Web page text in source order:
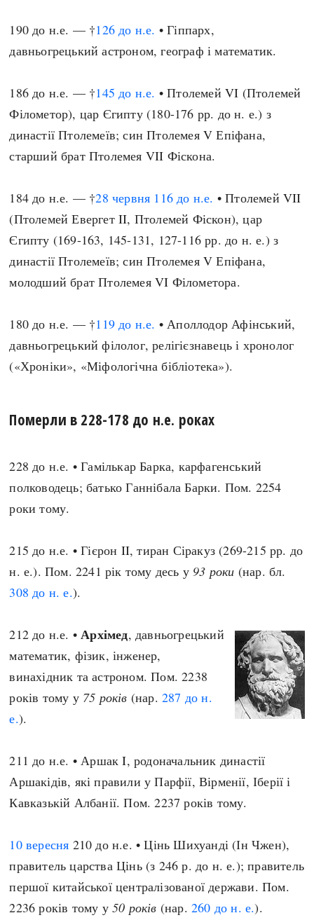
190 до н.е. — †126 до н.е. • Гіппарх,
давньогрецький астроном, географ і математик.
186 до н.е. — †145 до н.е. • Птолемей VI (Птолемей
Філометор), цар Єгипту (180-176 рр. до н. е.) з
династії Птолемеїв; син Птолемея V Епіфана,
старший брат Птолемея VII Фіскона.
184 до н.е. — †28 червня 116 до н.е. • Птолемей VII
(Птолемей Евергет II, Птолемей Фіскон), цар
Єгипту (169-163, 145-131, 127-116 рр. до н. е.) з
династії Птолемеїв; син Птолемея V Епіфана,
молодший брат Птолемея VI Філометора.
180 до н.е. — †119 до н.е. • Аполлодор Афінський,
давньогрецький філолог, релігієзнавець і хронолог
(«Хроніки», «Міфологічна бібліотека»).
Померли в 228-178 до н.е. роках
228 до н.е. • Гамількар Барка, карфагенський
полководець; батько Ганнібала Барки. Пом. 2254
роки тому.
215 до н.е. • Гієрон II, тиран Сіракуз (269-215 рр. до
н. е.). Пом. 2241 рік тому десь у93 роки (нар. бл.
308 до н. е.).
212 до н.е. •Архімед, давньогрецький
математик, фізик, інженер,
винахідник та астроном. Пом. 2238
років тому у 75 років (нар.287 до н.
е.).
211 до н.е. • Аршак I, родоначальник династії
Аршакідів, які правили у Парфії, Вірменії, Іберії і
Кавказькій Албанії. Пом. 2237 років тому.
10 вересня 210 до н.е. • Цінь Шихуанді (Ін Чжен),
правитель царства Цінь (з 246 р. до н. е.); правитель
першої китайської централізованої держави. Пом.
2236 років тому у50 років (нар.260 до н. е.).